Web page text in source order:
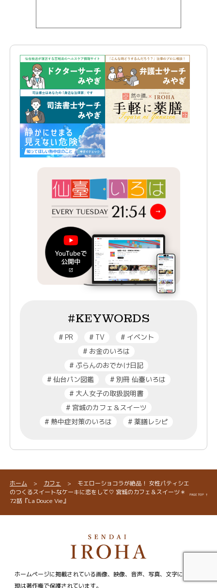
#KEYWORDS
#PR #TV #イベント
#お金のいろは
#ぷらんのおでかけ日記
#仙台パン図鑑 #別冊 仙臺いろは
#大人女子の取扱説明書
#宮城のカフェ＆スイーツ
#熱中症対策のいろは #薬膳レシピ
ホーム > カフェ >
モエローショコラが絶品！ 女性パティシエ
のつくるスイートなケーキに恋をして♡ 宮城のカフェ＆スイーツ＊
72話『La Douce Vie』
ホームページに掲載されている画像、映像、音声、写真、文字による表
現は著作権で保護されています。